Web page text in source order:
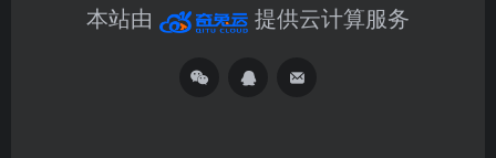
本站由 提供云计算服务